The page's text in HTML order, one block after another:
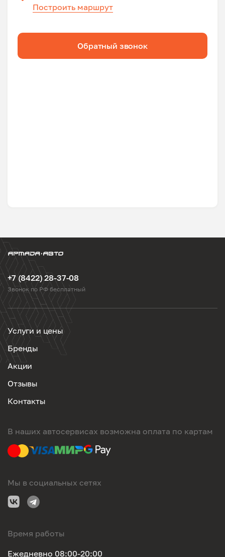
Построить маршрут
Обратный звонок
+7 (8422) 28-37-08
Звонок по РФ бесплатный
Услуги и цены
Бренды
Акции
Отзывы
Контакты
В наших автосервисах возможна оплата по картам
Мы в социальных сетях
Время работы
Ежедневно 08:00-20:00